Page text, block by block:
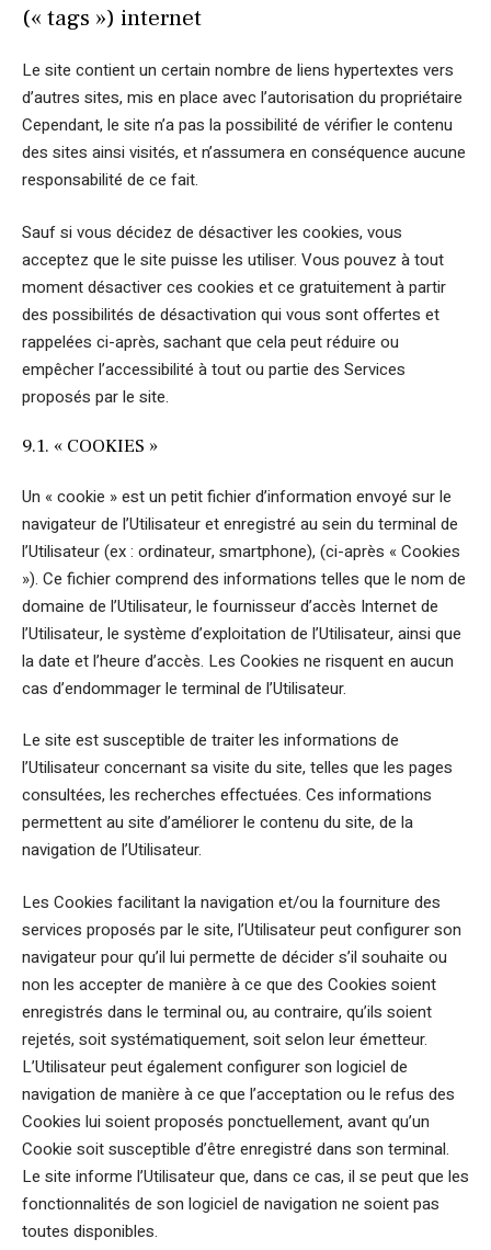
(« tags ») internet
Le site contient un certain nombre de liens hypertextes vers
d’autres sites, mis en place avec l’autorisation du propriétaire
Cependant, le site n’a pas la possibilité de vérifier le contenu
des sites ainsi visités, et n’assumera en conséquence aucune
responsabilité de ce fait.
Sauf si vous décidez de désactiver les cookies, vous
acceptez que le site puisse les utiliser. Vous pouvez à tout
moment désactiver ces cookies et ce gratuitement à partir
des possibilités de désactivation qui vous sont offertes et
rappelées ci-après, sachant que cela peut réduire ou
empêcher l’accessibilité à tout ou partie des Services
proposés par le site.
9.1. « COOKIES »
Un « cookie » est un petit fichier d’information envoyé sur le
navigateur de l’Utilisateur et enregistré au sein du terminal de
l’Utilisateur (ex : ordinateur, smartphone), (ci-après « Cookies
»). Ce fichier comprend des informations telles que le nom de
domaine de l’Utilisateur, le fournisseur d’accès Internet de
l’Utilisateur, le système d’exploitation de l’Utilisateur, ainsi que
la date et l’heure d’accès. Les Cookies ne risquent en aucun
cas d’endommager le terminal de l’Utilisateur.
Le site est susceptible de traiter les informations de
l’Utilisateur concernant sa visite du site, telles que les pages
consultées, les recherches effectuées. Ces informations
permettent au site d’améliorer le contenu du site, de la
navigation de l’Utilisateur.
Les Cookies facilitant la navigation et/ou la fourniture des
services proposés par le site, l’Utilisateur peut configurer son
navigateur pour qu’il lui permette de décider s’il souhaite ou
non les accepter de manière à ce que des Cookies soient
enregistrés dans le terminal ou, au contraire, qu’ils soient
rejetés, soit systématiquement, soit selon leur émetteur.
L’Utilisateur peut également configurer son logiciel de
navigation de manière à ce que l’acceptation ou le refus des
Cookies lui soient proposés ponctuellement, avant qu’un
Cookie soit susceptible d’être enregistré dans son terminal.
Le site informe l’Utilisateur que, dans ce cas, il se peut que les
fonctionnalités de son logiciel de navigation ne soient pas
toutes disponibles.